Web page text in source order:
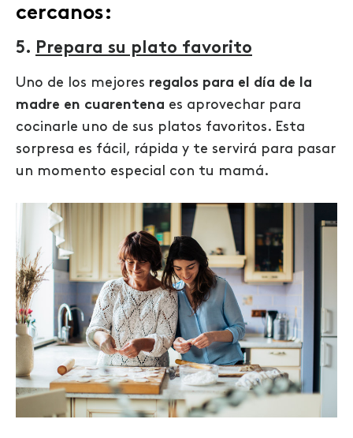
cercanos:
5. Prepara su plato favorito
Uno de los mejores regalos para el día de la
madre en cuarentena es aprovechar para
cocinarle uno de sus platos favoritos. Esta
sorpresa es fácil, rápida y te servirá para pasar
un momento especial con tu mamá.